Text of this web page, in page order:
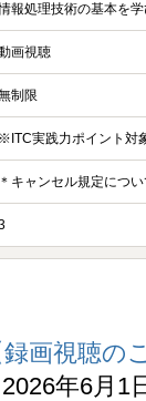
報処理技術の基本を
画視聴
制限
※ITC実践力ポイント対
＊キャンセル規定につ
録画視聴の
年6月1